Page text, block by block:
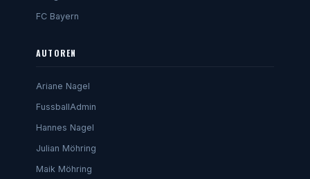
FC Bayern
AUTOREN
Ariane Nagel
FussballAdmin
Hannes Nagel
Julian Möhring
Maik Möhring